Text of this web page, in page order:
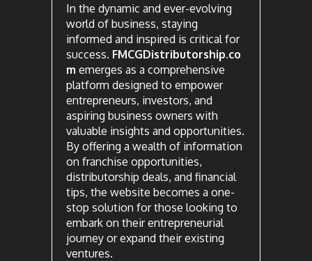
In the dynamic and ever-evolving
world of business, staying
informed and inspired is critical for
success. FMCGDistributorship.co
m emerges as a comprehensive
platform designed to empower
entrepreneurs, investors, and
aspiring business owners with
valuable insights and opportunities.
By offering a wealth of information
on franchise opportunities,
distributorship deals, and financial
tips, the website becomes a one-
stop solution for those looking to
embark on their entrepreneurial
journey or expand their existing
ventures.